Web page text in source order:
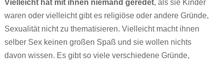
Vielleicht hat mit ihnen niemand geredet, als sie Kinder
waren oder vielleicht gibt es religiöse oder andere Gründe,
Sexualität nicht zu thematisieren. Vielleicht macht ihnen
selber Sex keinen großen Spaß und sie wollen nichts
davon wissen. Es gibt so viele verschiedene Gründe,